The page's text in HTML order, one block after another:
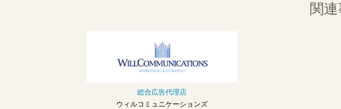
関
総合広告代理店
ウィルコミュニケーションズ